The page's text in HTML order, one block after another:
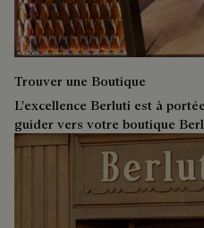
Trouver une Boutique
L'excellence Berluti est à
guider vers votre boutique